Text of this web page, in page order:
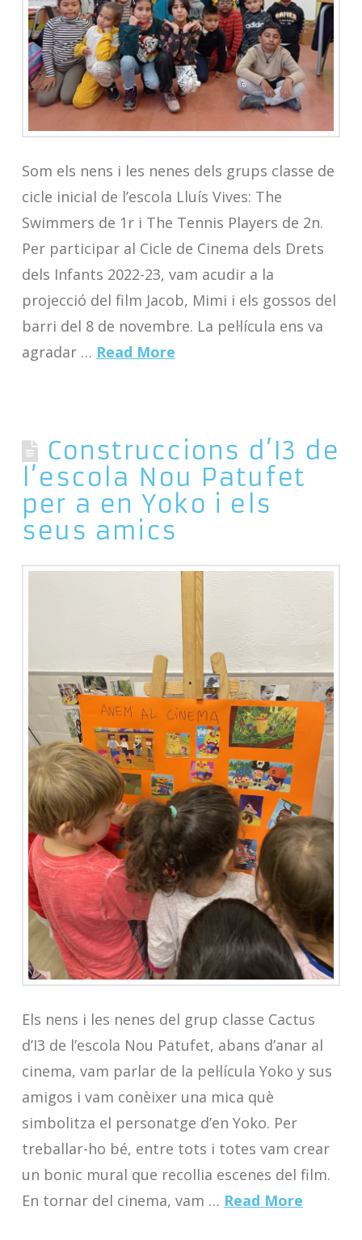
Som els nens i les nenes dels grups classe de
cicle inicial de l’escola Lluís Vives: The
Swimmers de 1r i The Tennis Players de 2n.
Per participar al Cicle de Cinema dels Drets
dels Infants 2022-23, vam acudir a la
projecció del film Jacob, Mimi i els gossos del
barri del 8 de novembre. La pel·lícula ens va
agradar … Read More
Construccions d’I3 de
l’escola Nou Patufet
per a en Yoko i els
seus amics
Els nens i les nenes del grup classe Cactus
d’I3 de l’escola Nou Patufet, abans d’anar al
cinema, vam parlar de la pel·lícula Yoko y sus
amigos i vam conèixer una mica què
simbolitza el personatge d’en Yoko. Per
treballar-ho bé, entre tots i totes vam crear
un bonic mural que recollia escenes del film.
En tornar del cinema, vam … Read More